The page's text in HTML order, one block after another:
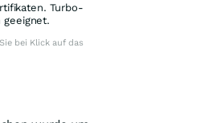
Turbo-
geeignet.
bei Klick auf das